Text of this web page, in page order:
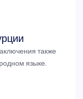
также
языке.